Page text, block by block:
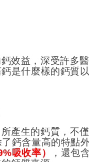
效益，深受許多
是什麼樣的鈣質
產生的鈣質，不
了鈣含量高的特點
吸收率）
，還包